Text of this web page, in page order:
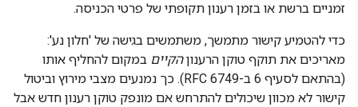
זמניים ברשת או בזמן רענון תקופתי של פרטי הכניסה.
כדי להטמיע קישור מתמשך, משתמשים בגישה של 'חלון נע':
מאריכים את תוקף טוקן הרענוןהקיים במקום להחליף אותו
(בהתאם לסעיף 6 ב-RFC 6749). כך נמנעים מצבי מירוץ וביטול
קישור לא מכוון שיכולים להתרחש אם מונפק טוקן רענון חדש אבל